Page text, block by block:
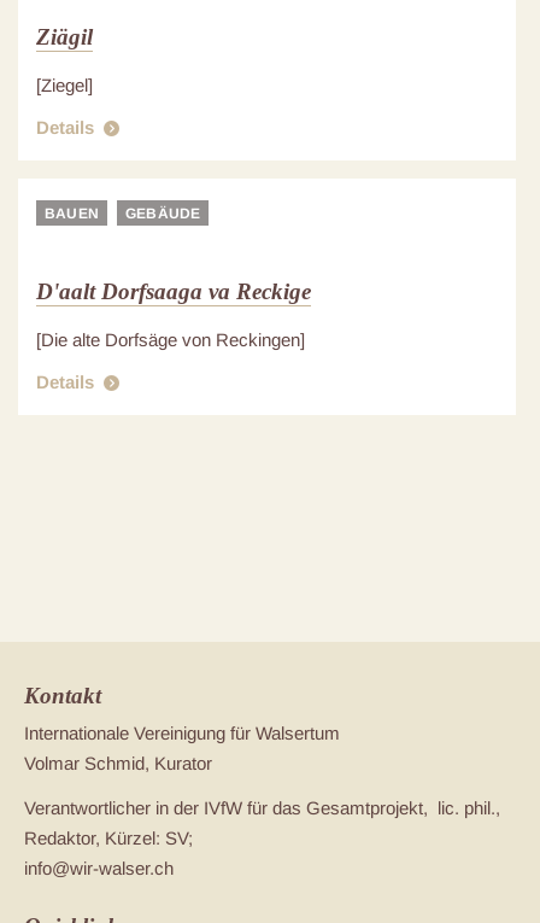
Ziägil
[Ziegel]
Details
BAUEN GEBÄUDE
D'aalt Dorfsaaga va Reckige
[Die alte Dorfsäge von Reckingen]
Details
Kontakt
Internationale Vereinigung für Walsertum
Volmar Schmid, Kurator
Verantwortlicher in der IVfW für das Gesamtprojekt, lic. phil.,
Redaktor, Kürzel: SV;
info@wir-walser.ch